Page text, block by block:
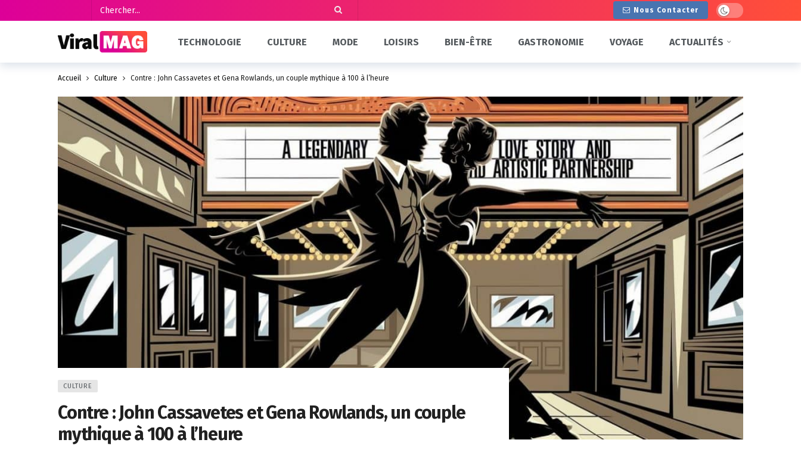
Nous Contacter Dark mode
TECHNOLOGIE CULTURE MODE LOISIRS BIEN-ÊTRE GASTRONOMIE VOYAGE ACTUALITÉS
Accueil Culture Contre : John Cassavetes et Gena Rowlands, un couple mythique à 100 à l’heure
CULTURE
Contre : John Cassavetes et Gena Rowlands, un couple
mythique à 100 à l’heure